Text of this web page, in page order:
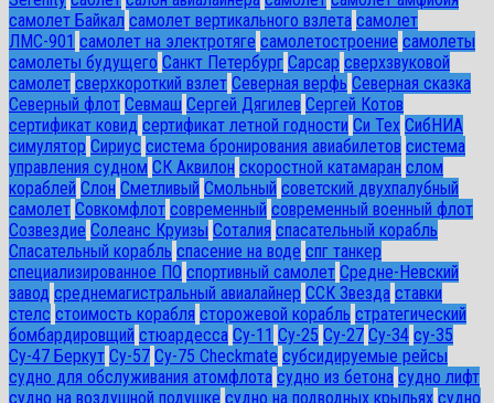
самолет Байкал самолет вертикального взлета самолет
ЛМС-901 самолет на электротяге самолетостроение самолеты
самолеты будущего Санкт Петербург Сарсар сверхзвуковой
самолет сверхкороткий взлет Северная верфь Северная сказка
Северный флот Севмаш Сергей Дягилев Сергей Котов
сертификат ковид сертификат летной годности Си Тех СибНИА
симулятор Сириус система бронирования авиабилетов система
управления судном СК Аквилон скоростной катамаран слом
кораблей Слон Сметливый Смольный советский двухпалубный
самолет Совкомфлот современный современный военный флот
Созвездие Солеанс Круизы Соталия спасательный корабль
Спасательный корабль спасение на воде спг танкер
специализированное ПО спортивный самолет Средне-Невский
завод среднемагистральный авиалайнер ССК Звезда ставки
стелс стоимость корабля сторожевой корабль стратегический
бомбардировщий стюардесса Су-11 Су-25 Су-27 Су-34 су-35
Су-47 Беркут Су-57 Су-75 Checkmate субсидируемые рейсы
судно для обслуживания атомфлота судно из бетона судно лифт
судно на воздушной подушке судно на подводных крыльях судно